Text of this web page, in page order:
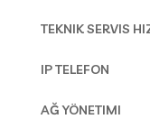
TEKNIK SERVIS
IP TELEFON
AĞ YÖNETIMI